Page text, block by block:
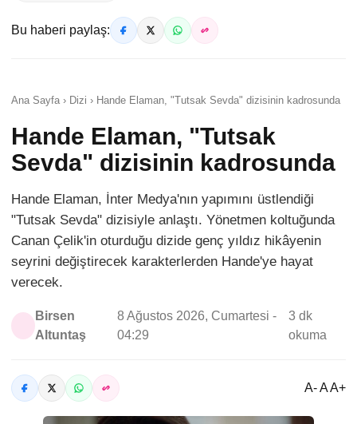
Bu haberi paylaş:
Ana Sayfa › Dizi › Hande Elaman, "Tutsak Sevda" dizisinin kadrosunda
Hande Elaman, "Tutsak
Sevda" dizisinin kadrosunda
Hande Elaman, İnter Medya'nın yapımını üstlendiği
"Tutsak Sevda" dizisiyle anlaştı. Yönetmen koltuğunda
Canan Çelik'in oturduğu dizide genç yıldız hikâyenin
seyrini değiştirecek karakterlerden Hande'ye hayat
verecek.
Birsen
Altuntaş
8 Ağustos 2026, Cumartesi -
04:29
3 dk
okuma
A- A A+